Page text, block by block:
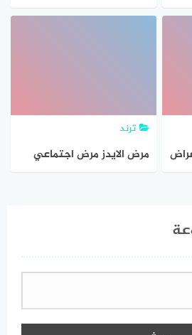
وكيفية الوقاية منه
ترند
مرض الايدز مرض اجتماعي